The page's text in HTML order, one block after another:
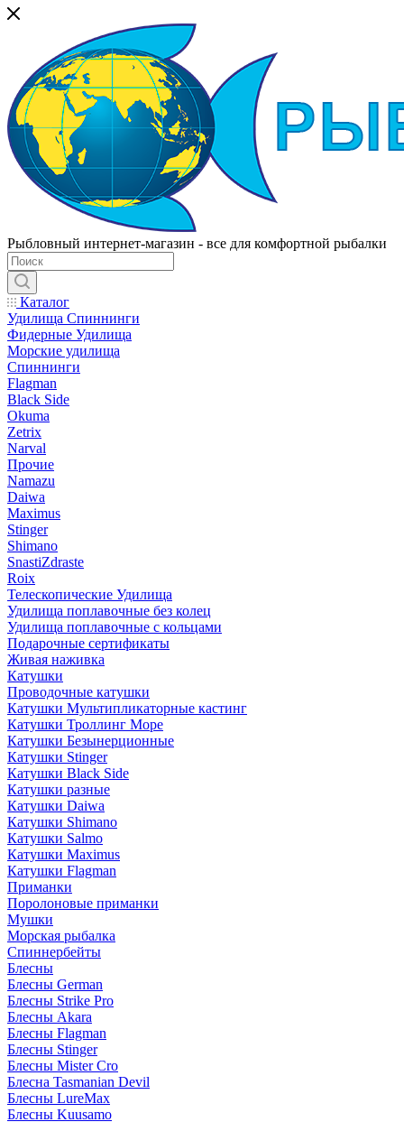
Рыбловный интернет-магазин - все для комфортной рыбалки
Каталог
Удилища Спиннинги
Фидерные Удилища
Морские удилища
Спиннинги
Flagman
Black Side
Okuma
Zetrix
Narval
Прочие
Namazu
Daiwa
Maximus
Stinger
Shimano
SnastiZdraste
Roix
Телескопические Удилища
Удилища поплавочные без колец
Удилища поплавочные с кольцами
Подарочные сертификаты
Живая наживка
Катушки
Проводочные катушки
Катушки Мультипликаторные кастинг
Катушки Троллинг Море
Катушки Безынерционные
Катушки Stinger
Катушки Black Side
Катушки разные
Катушки Daiwa
Катушки Shimano
Катушки Salmo
Катушки Maximus
Катушки Flagman
Приманки
Поролоновые приманки
Мушки
Морская рыбалка
Спиннербейты
Блесны
Блесны German
Блесны Strike Pro
Блесны Akara
Блесны Flagman
Блесны Stinger
Блесны Mister Cro
Блесна Tasmanian Devil
Блесны LureMax
Блесны Kuusamo